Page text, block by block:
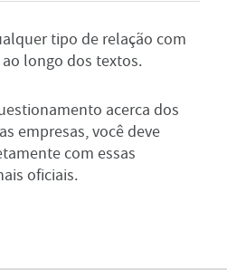
tipo de relação com
longo dos textos.
acerca dos
empresas, você deve
com essas
oficiais.